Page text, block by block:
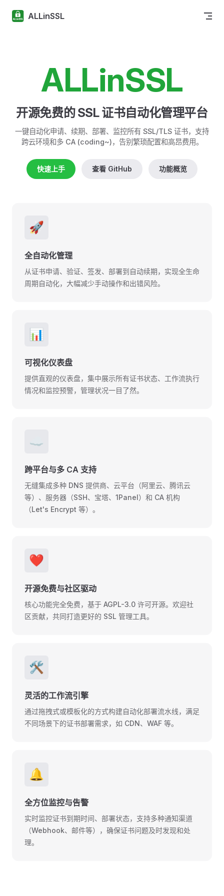
Skip to content
ALLinSSL
ALLinSSL
开源免费的 SSL 证书自动化管理平台
一键自动化申请、续期、部署、监控所有 SSL/TLS 证书，支持
跨云环境和多 CA (coding~)，告别繁琐配置和高昂费用。
快速上手 查看 GitHub 功能概览
🚀
全自动化管理
从证书申请、验证、签发、部署到自动续期，实现全生命
周期自动化，大幅减少手动操作和出错风险。
📊
可视化仪表盘
提供直观的仪表盘，集中展示所有证书状态、工作流执行
情况和监控预警，管理状况一目了然。
☁️
跨平台与多 CA 支持
无缝集成多种 DNS 提供商、云平台（阿里云、腾讯云
等）、服务器（SSH、宝塔、1Panel）和 CA 机构
（Let's Encrypt 等）。
❤️
开源免费与社区驱动
核心功能完全免费，基于 AGPL-3.0 许可开源。欢迎社
区贡献，共同打造更好的 SSL 管理工具。
🛠️
灵活的工作流引擎
通过拖拽式或模板化的方式构建自动化部署流水线，满足
不同场景下的证书部署需求，如 CDN、WAF 等。
🔔
全方位监控与告警
实时监控证书到期时间、部署状态，支持多种通知渠道
（Webhook、邮件等），确保证书问题及时发现和处
理。